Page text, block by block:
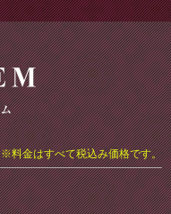
※料金はすべて税込み価格です。